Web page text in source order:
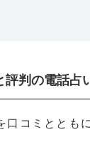
判の電話占
コミととも